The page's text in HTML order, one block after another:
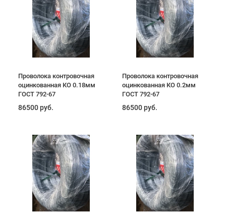
Проволока контровочная
оцинкованная КО 0.18мм
ГОСТ 792-67
86500 руб.
Проволока контровочная
оцинкованная КО 0.2мм
ГОСТ 792-67
86500 руб.